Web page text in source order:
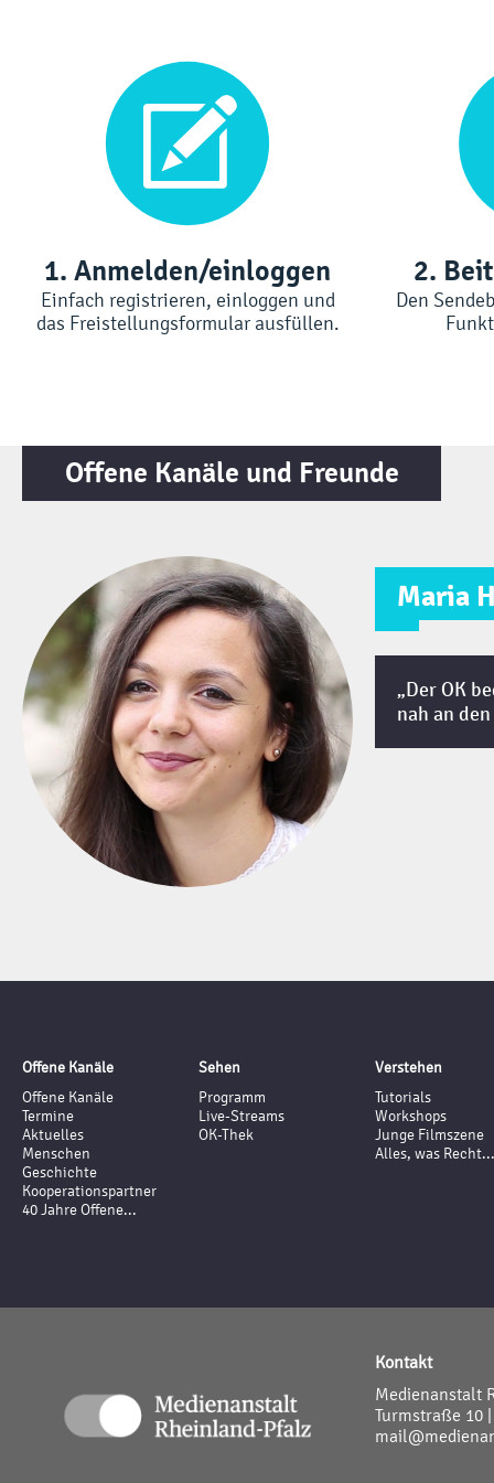
1. Anmelden/einloggen
Einfach registrieren, einloggen und
das Freistellungsformular ausfüllen.
2.
Den
Offene Kanäle und Freunde
Maria
Der OK
nah an
Offene Kanäle
Offene Kanäle
Termine
Aktuelles
Menschen
Geschichte
Kooperationspartner
40 Jahre Offene...
Sehen
Programm
Live-Streams
OK-Thek
Verstehen
Tutorials
Workshops
Junge Filmszene
Alles, was Recht...
Kontakt
Medienanstalt
Turmstraße 10